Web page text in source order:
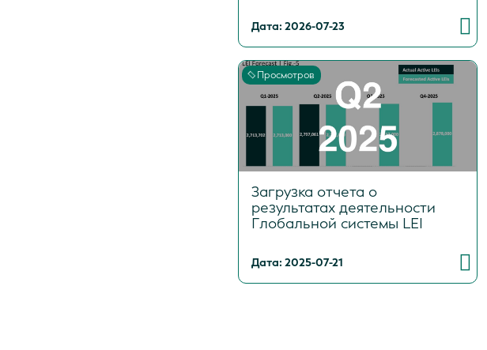
Дата: 2026-07-23
Просмотров
Загрузка отчета о
результатах деятельности
Глобальной системы LEI
Дата: 2025-07-21